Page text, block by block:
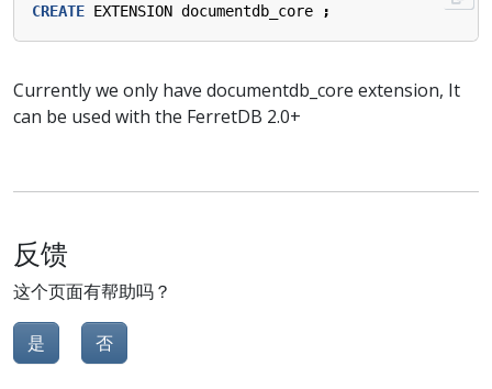
CREATE EXTENSION documentdb_core ;
Currently we only have documentdb_core extension, It
can be used with the FerretDB 2.0+
反馈
这个页面有帮助吗？
是 否